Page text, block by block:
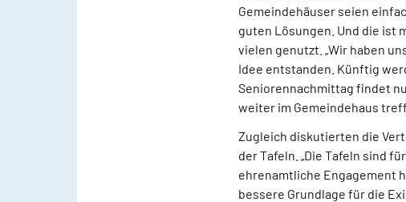
Gemeindehäuser seien
guten Lösungen. Und die ist
vielen genutzt. „Wir haben
Idee entstanden. Künftig
Seniorennachmittag findet
weiter im Gemeindehaus
Zugleich diskutierten die
der Tafeln. „Die Tafeln sind
ehrenamtliche Engagement
bessere Grundlage für die